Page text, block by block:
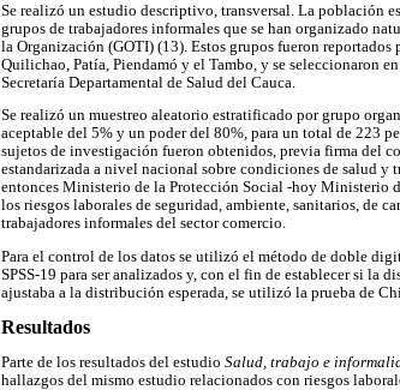
Se realizó un estudio descriptivo, transversal. La población
grupos de trabajadores informales que se han organizado
la Organización (GOTI) (13). Estos grupos fueron
Quilichao, Patía, Piendamó y el Tambo, y se seleccionaron
Secretaría Departamental de Salud del Cauca.
Se realizó un muestreo aleatorio estratificado por grupo
aceptable del 5% y un poder del 80%, para un total de 223
sujetos de investigación fueron obtenidos, previa firma del
estandarizada a nivel nacional sobre condiciones de salud
entonces Ministerio de la Protección Social -hoy Ministerio
los riesgos laborales de seguridad, ambiente, sanitarios, de
trabajadores informales del sector comercio.
Para el control de los datos se utilizó el método de doble
SPSS-19 para ser analizados y, con el fin de establecer si la
ajustaba a la distribución esperada, se utilizó la prueba de
Resultados
Parte de los resultados del estudio Salud, trabajo e
hallazgos del mismo estudio relacionados con riesgos